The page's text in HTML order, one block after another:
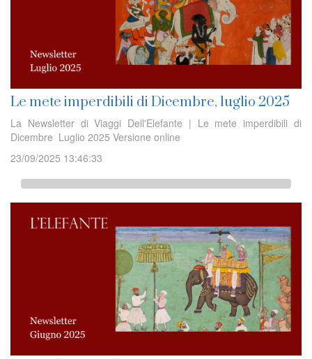
Le mete imperdibili di Dicembre, luglio 2025
La Newsletter di Viaggi Dell'Elefante | Le mete imperdibili di
Dicembre Luglio 2025 Versione online
23/09/2025 13:46:33